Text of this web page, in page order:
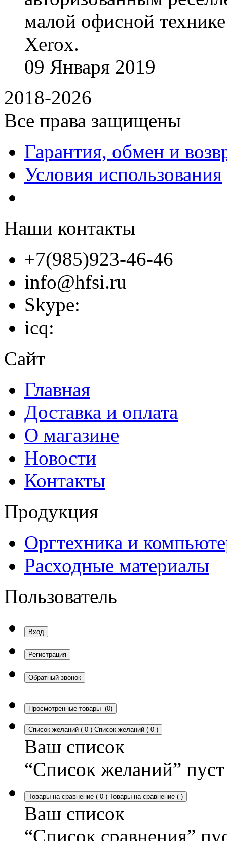
малой офисной
Xerox.
09 Января 2019
2018-2026
Все права защищены
Гарантия, обмен и
Условия использования
Наши контакты
+7(985)923-46-46
info@hfsi.ru
Skype:
icq:
Сайт
Главная
Доставка и оплата
О магазине
Новости
Контакты
Продукция
Оргтехника и
Расходные материалы
Пользователь
Вход
Регистрация
Обратный звонок
Просмотренные товары (0)
Список желаний ( 0 ) Список желаний ( 0 )
Ваш список
“Список желаний” пуст
Товары на сравнение ( 0 ) Товары на сравнение ( )
Ваш список
“Список сравнения”